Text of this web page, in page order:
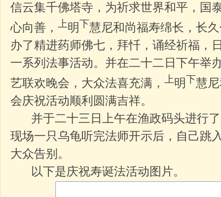
信云集千佛塔寺，为祈求世界和平，国
心向善，
上明下慧尼和尚福寿绵长，长
办了精进药师佛七，拜忏，诵经祈福，
一系列法事活动。并在二十二日下午举
艺联欢晚会，大众法喜充满，
上明下慧
会庆祝活动顺利圆满吉祥。
并于二十三日上午在渔政码头进行了
现场一只乌龟听完法师开示后，自己跳
大众告别。
以下是庆祝寿诞法活动图片。